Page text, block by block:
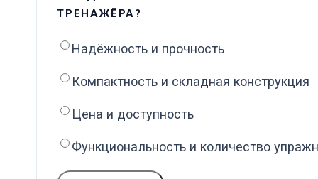
ТРЕНАЖЁРА?
Надёжность и прочность
Компактность и складная конструкция
Цена и доступность
Функциональность и количество